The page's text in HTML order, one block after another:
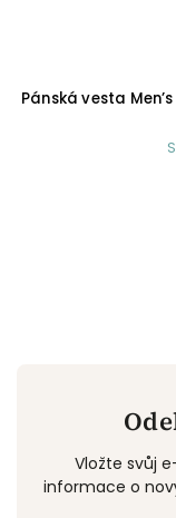
Pánská vesta
Vložte svůj
informace o